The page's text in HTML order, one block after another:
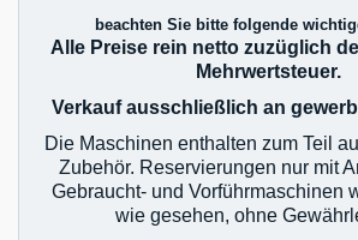
beachten Sie bitte folgende
Alle Preise rein netto zuzüglich
Mehrwertsteuer.
Verkauf ausschließlich an
Die Maschinen enthalten zum Teil
Zubehör. Reservierungen nur mit
Gebraucht- und Vorführmaschinen
wie gesehen, ohne